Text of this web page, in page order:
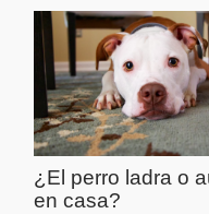
¿El perro ladra o
en casa?